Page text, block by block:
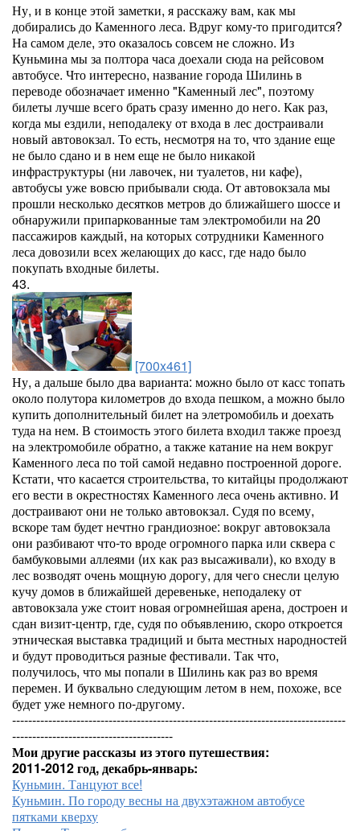
Ну, и в конце этой заметки, я расскажу вам, как мы
добирались до Каменного леса. Вдруг кому-то пригодится?
На самом деле, это оказалось совсем не сложно. Из
Куньмина мы за полтора часа доехали сюда на рейсовом
автобусе. Что интересно, название города Шилинь в
переводе обозначает именно "Каменный лес", поэтому
билеты лучше всего брать сразу именно до него. Как раз,
когда мы ездили, неподалеку от входа в лес достраивали
новый автовокзал. То есть, несмотря на то, что здание еще
не было сдано и в нем еще не было никакой
инфраструктуры (ни лавочек, ни туалетов, ни кафе),
автобусы уже вовсю прибывали сюда. От автовокзала мы
прошли несколько десятков метров до ближайшего шоссе и
обнаружили припаркованные там электромобили на 20
пассажиров каждый, на которых сотрудники Каменного
леса довозили всех желающих до касс, где надо было
покупать входные билеты.
43.
[700x461]
Ну, а дальше было два варианта: можно было от касс топать
около полутора километров до входа пешком, а можно было
купить дополнительный билет на элетромобиль и доехать
туда на нем. В стоимость этого билета входил также проезд
на электромобиле обратно, а также катание на нем вокруг
Каменного леса по той самой недавно построенной дороге.
Кстати, что касается строительства, то китайцы продолжают
его вести в окрестностях Каменного леса очень активно. И
достраивают они не только автовокзал. Судя по всему,
вскоре там будет нечтно грандиозное: вокруг автовокзала
они разбивают что-то вроде огромного парка или сквера с
бамбуковыми аллеями (их как раз высаживали), ко входу в
лес возводят очень мощную дорогу, для чего снесли целую
кучу домов в ближайшей деревеньке, неподалеку от
автовокзала уже стоит новая огромнейшая арена, достроен и
сдан визит-центр, где, судя по объявлению, скоро откроется
этническая выставка традиций и быта местных народностей
и будут проводиться разные фестивали. Так что,
получилось, что мы попали в Шилинь как раз во время
перемен. И буквально следующим летом в нем, похоже, все
будет уже немного по-другому.
-----------------------------------------------------------------------------------
----------------------------------------
Мои другие рассказы из этого путешествия:
2011-2012 год, декабрь-январь:
Куньмин. Танцуют все!
Куньмин. По городу весны на двухэтажном автобусе
пятками кверху